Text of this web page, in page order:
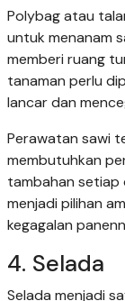
Polybag atau
untuk menanam
memberi ruang
tanaman perlu
lancar dan
Perawatan sawi
membutuhkan
tambahan setiap
menjadi pilihan
kegagalan
4. Selada
Selada menjadi